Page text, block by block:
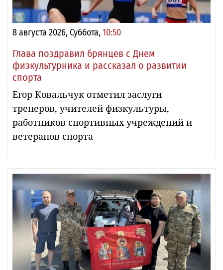
8 августа 2026, Суббота, 10:50
Глава поздравил брянцев с Днем
физкультурника и рассказал о развитии
спорта
Егор Ковальчук отметил заслуги
тренеров, учителей физкультуры,
работников спортивных учреждений и
ветеранов спорта